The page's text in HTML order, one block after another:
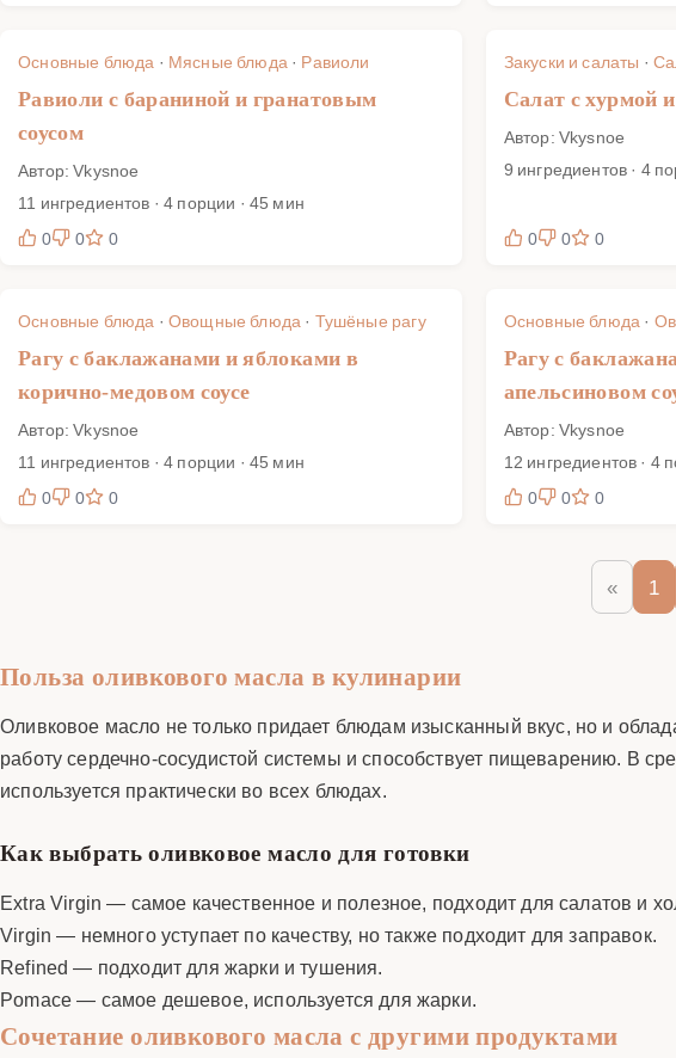
Основные блюда · Мясные блюда· Равиоли
Равиоли с бараниной и гранатовым
соусом
Автор: Vkysnoe
11 ингредиентов · 4 порции · 45 мин
0
0 0
Закуски и салаты ·
Салат с хурмой
Автор: Vkysnoe
9 ингредиентов · 4
0 0 0
Основные блюда · Овощные блюда · Тушёные рагу
Рагу с баклажанами и яблоками в
корично-медовом соусе
Автор: Vkysnoe
11 ингредиентов · 4 порции · 45 мин
0
0 0
Основные блюда ·
Рагу с
апельсиновом
Автор: Vkysnoe
12 ингредиентов · 4
0
0 0
« 1
Польза оливкового масла в кулинарии
Оливковое масло не только придает блюдам изысканный вкус, но и
работу сердечно-сосудистой системы и способствует пищеварению. В
используется практически во всех блюдах.
Как выбрать оливковое масло для готовки
Extra Virgin — самое качественное и полезное, подходит для салатов и
Virgin — немного уступает по качеству, но также подходит для заправок.
Refined — подходит для жарки и тушения.
Pomace — самое дешевое, используется для жарки.
Сочетание оливкового масла с другими продуктами